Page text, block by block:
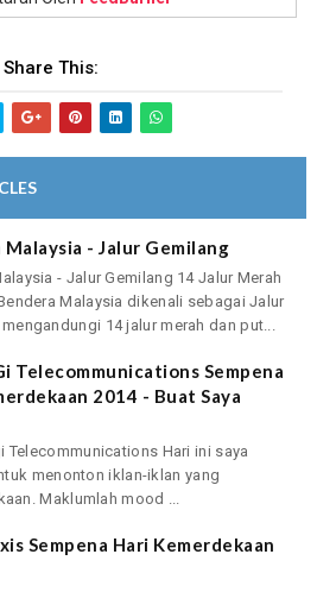
Share This:
Malaysia - Jalur Gemilang
- Jalur Gemilang 14 Jalur Merah
Malaysia dikenali sebagai Jalur
14 jalur merah dan put...
Telecommunications Sempena
2014 - Buat Saya
Telecommunications Hari ini saya
menonton iklan-iklan yang
Maklumlah mood ...
Sempena Hari Kemerdekaan